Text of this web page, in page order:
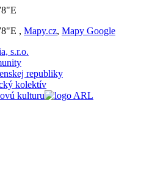
, Mapy.cz, Mapy Google
s.r.o.